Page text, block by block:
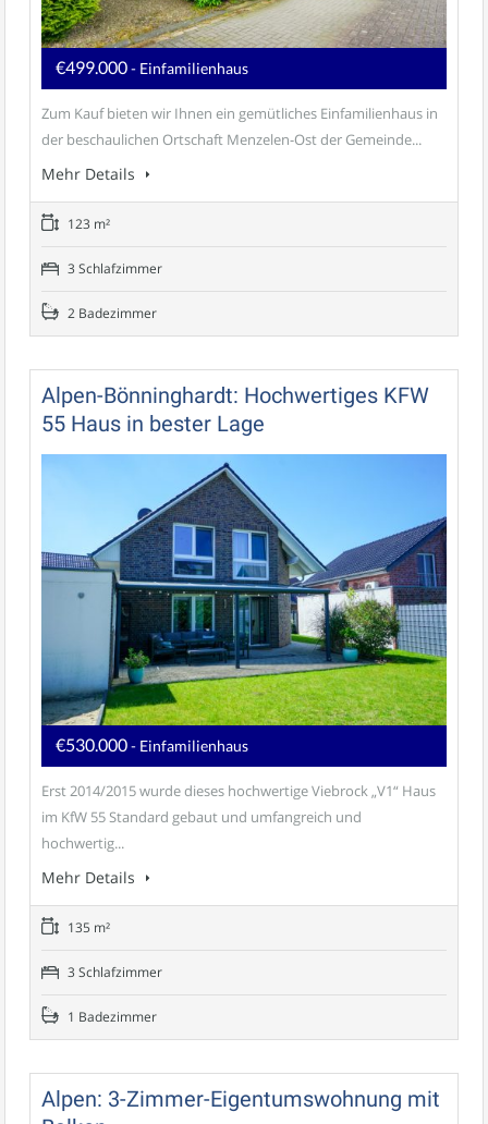
€499.000- Einfamilienhaus
Zum Kauf bieten wir Ihnen ein gemütliches Einfamilienhaus in
der beschaulichen Ortschaft Menzelen-Ost der Gemeinde...
Mehr Details
123 m²
3 Schlafzimmer
2 Badezimmer
Alpen-Bönninghardt: Hochwertiges KFW
55 Haus in bester Lage
€530.000- Einfamilienhaus
Erst 2014/2015 wurde dieses hochwertige Viebrock „V1“ Haus
im KfW 55 Standard gebaut und umfangreich und
hochwertig...
Mehr Details
135 m²
3 Schlafzimmer
1 Badezimmer
Alpen: 3-Zimmer-Eigentumswohnung mit